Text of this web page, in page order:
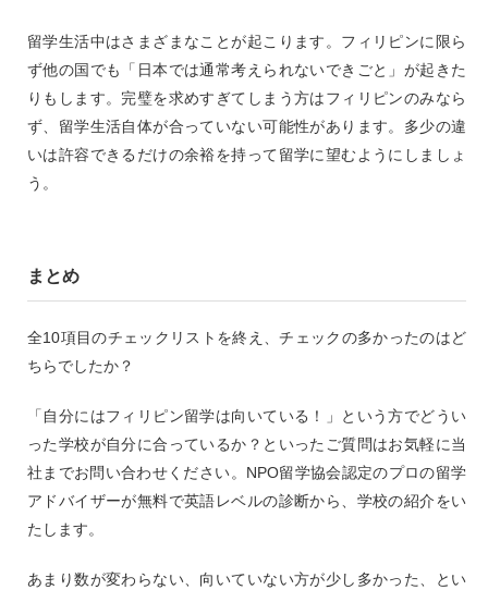
留学生活中はさまざまなことが起こります。フィリピンに限ら
ず他の国でも「日本では通常考えられないできごと」が起きた
りもします。完璧を求めすぎてしまう方はフィリピンのみなら
ず、留学生活自体が合っていない可能性があります。多少の違
いは許容できるだけの余裕を持って留学に望むようにしましょ
う。
まとめ
全10項目のチェックリストを終え、チェックの多かったのはど
ちらでしたか？
「自分にはフィリピン留学は向いている！」という方でどうい
った学校が自分に合っているか？といったご質問はお気軽に当
社までお問い合わせください。NPO留学協会認定のプロの留学
アドバイザーが無料で英語レベルの診断から、学校の紹介をい
たします。
あまり数が変わらない、向いていない方が少し多かった、とい